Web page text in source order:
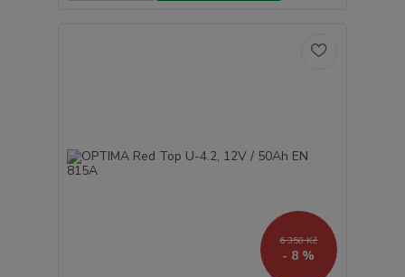
6 350 Kč
- 8 %